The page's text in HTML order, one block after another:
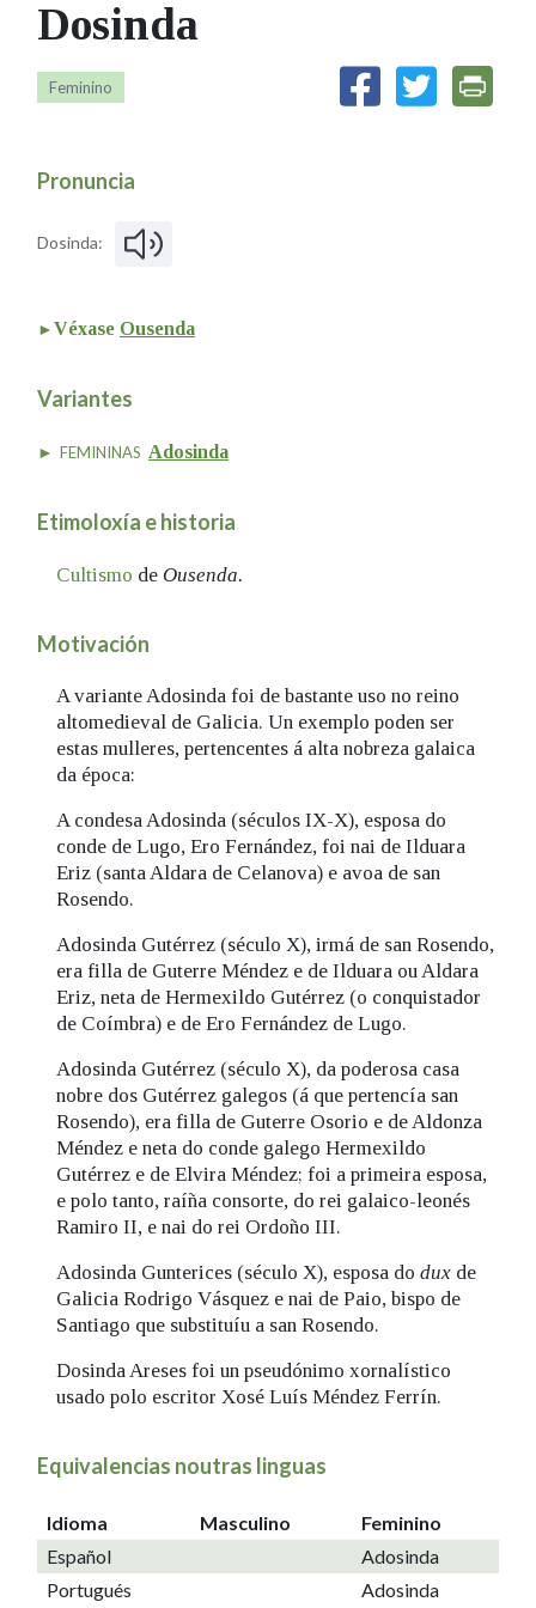
CASA-MUSEO EMILIA PARDO
60 ANOS DLG
Facebook
TwitterYoutubeInstagram
Bluesky
Dosinda
Feminino
Pronuncia
Dosinda:
Véxase Ousenda
Variantes
FEMININAS Adosinda
Etimoloxía e historia
Cultismo de Ousenda.
Motivación
A variante Adosinda foi de bastante uso no reino
altomedieval de Galicia. Un exemplo poden ser
estas mulleres, pertencentes á alta nobreza galaica
da época:
A condesa Adosinda (séculos IX-X), esposa do
conde de Lugo, Ero Fernández, foi nai de Ilduara
Eriz (santa Aldara de Celanova) e avoa de san
Rosendo.
Adosinda Gutérrez (século X), irmá de san Rosendo,
era filla de Guterre Méndez e de Ilduara ou Aldara
Eriz, neta de Hermexildo Gutérrez (o conquistador
de Coímbra) e de Ero Fernández de Lugo.
Adosinda Gutérrez (século X), da poderosa casa
nobre dos Gutérrez galegos (á que pertencía san
Rosendo), era filla de Guterre Osorio e de Aldonza
Méndez e neta do conde galego Hermexildo
Gutérrez e de Elvira Méndez; foi a primeira esposa,
e polo tanto, raíña consorte, do rei galaico-leonés
Ramiro II, e nai do rei Ordoño III.
Adosinda Gunterices (século X), esposa do dux de
Galicia Rodrigo Vásquez e nai de Paio, bispo de
Santiago que substituíu a san Rosendo.
Dosinda Areses foi un pseudónimo xornalístico
usado polo escritor Xosé Luís Méndez Ferrín.
Equivalencias noutras linguas
Idioma Masculino
Feminino
Español
Adosinda
Portugués
Adosinda